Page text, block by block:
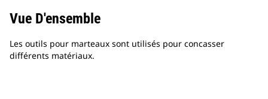
Vue D'ensemble
Les outils pour marteaux sont utilisés pour concasser
différents matériaux.